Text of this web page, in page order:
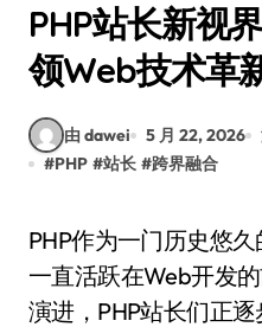
PHP站长新视
领Web技术革
由 dawei 5 月 22, 2026
#PHP #站长 #跨界融合
PHP作为一门历史悠久的服务器端脚本语言，
一直活跃在Web开发
演进，PHP站长们正